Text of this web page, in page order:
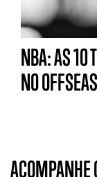
NBA: AS 10
NO
ACOMPANHE